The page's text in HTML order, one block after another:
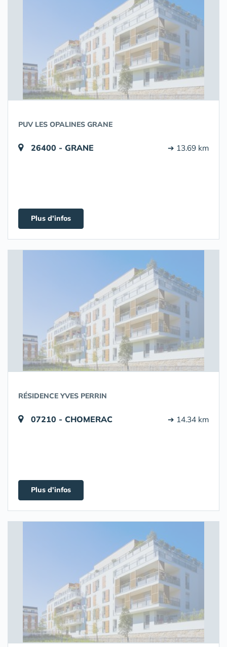
PUV LES OPALINES GRANE
26400 - GRANE ➔ 13.69 km
Plus d'infos
RÉSIDENCE YVES PERRIN
07210 - CHOMERAC ➔ 14.34 km
Plus d'infos